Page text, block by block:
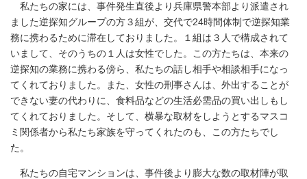
私たちの家には、事件発生直後より兵庫県警本部より派遣され
ました逆探知グループの方３組が、交代で24時間体制で逆探知業
務に携わるために滞在しておりました。１組は３人で構成されて
いまして、そのうちの１人は女性でした。この方たちは、本来の
逆探知の業務に携わる傍ら、私たちの話し相手や相談相手になっ
てくれておりました。また、女性の刑事さんは、外出することが
できない妻の代わりに、食料品などの生活必需品の買い出しもし
てくれておりました。そして、横暴な取材をしようとするマスコ
ミ関係者から私たち家族を守ってくれたのも、この方たちでし
た。
私たちの自宅マンションは、事件後より膨大な数の取材陣が取